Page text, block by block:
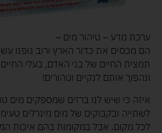
ערכת מדע – טיהור מים –
הם מכסים את כדור הארץ ורוב גופנו
תמצית החיים של בני האדם, בעלי
ונהפוך אותם לנקיים וטהורים!
איזה כי שיש לנו ברזים שמספקים מים
לשתייה ובקבוקים של מים מינרלים
לכל מקום. אבל במקומות בהם איכות